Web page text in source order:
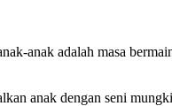
anak adalah masa
anak dengan seni